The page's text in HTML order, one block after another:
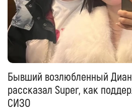
Бывший возлюбленный
рассказал Super, как
СИЗО